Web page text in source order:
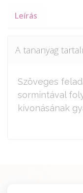
Leírás
A tananyag
Szöveges
sormintával
kivonásának